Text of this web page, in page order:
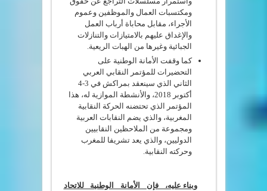
ومكتسبات العمال والموظفين وعموم
الأجراء، مقابل محاباة أرباب العمل
والإغداق عليهم بالامتيازات والتنازلات
الجبائية وغيرها من الهبات الريعية.
كما وقفت الأمانة الوطنية على
التحضيرات للمؤتمر النقابي العربي
الثاني الذي سينعقد بمراكش في 3-4
أكتوبر 2018، والأنشطة الموازية له، هذا
المؤتمر الذي تحتضنه الحركة النقابية
المغربية، والذي يضم النقابات العربية
ومجموعة من الملاحظين النقابيين
الدوليين، والذي يعد تشريفا للمغرب
وحركته النقابية.
وبناء عليه، فإن الأمانة الوطنية للاتحاد